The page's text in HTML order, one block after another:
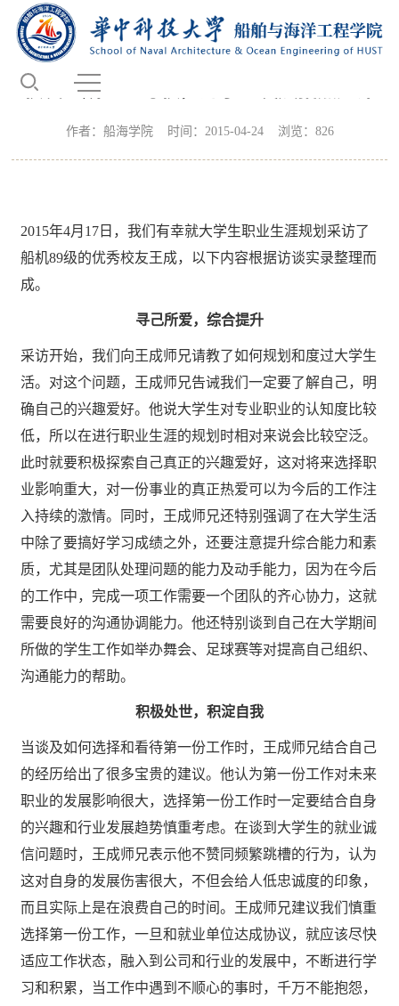
校友风采
当前位置：首页 - 校友天地 校友风采 - 正文
校友王成心系母校，为学生发展指点迷津
作者：船海学院 时间：2015-04-24 浏览： 826
2015年4月17日，我们有幸就大学生职业生涯规划采访了
船机89级的优秀校友王成，以下内容根据访谈实录整理而
成。
寻己所爱，综合提升
采访开始，我们向王成师兄请教了如何规划和度过大学生
活。对这个问题，王成师兄告诫我们一定要了解自己，明
确自己的兴趣爱好。他说大学生对专业职业的认知度比较
低，所以在进行职业生涯的规划时相对来说会比较空泛。
此时就要积极探索自己真正的兴趣爱好，这对将来选择职
业影响重大，对一份事业的真正热爱可以为今后的工作注
入持续的激情。同时，王成师兄还特别强调了在大学生活
中除了要搞好学习成绩之外，还要注意提升综合能力和素
质，尤其是团队处理问题的能力及动手能力，因为在今后
的工作中，完成一项工作需要一个团队的齐心协力，这就
需要良好的沟通协调能力。他还特别谈到自己在大学期间
所做的学生工作如举办舞会、足球赛等对提高自己组织、
沟通能力的帮助。
积极处世，积淀自我
当谈及如何选择和看待第一份工作时，王成师兄结合自己
的经历给出了很多宝贵的建议。他认为第一份工作对未来
职业的发展影响很大，选择第一份工作时一定要结合自身
的兴趣和行业发展趋势慎重考虑。在谈到大学生的就业诚
信问题时，王成师兄表示他不赞同频繁跳槽的行为，认为
这对自身的发展伤害很大，不但会给人低忠诚度的印象，
而且实际上是在浪费自己的时间。王成师兄建议我们慎重
选择第一份工作，一旦和就业单位达成协议，就应该尽快
适应工作状态，融入到公司和行业的发展中，不断进行学
习和积累，当工作中遇到不顺心的事时，千万不能抱怨，